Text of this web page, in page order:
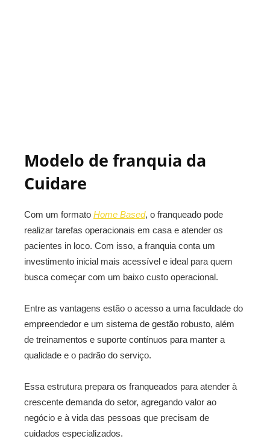
Modelo de franquia da
Cuidare
Com um formato Home Based, o franqueado pode
realizar tarefas operacionais em casa e atender os
pacientes in loco. Com isso, a franquia conta um
investimento inicial mais acessível e ideal para quem
busca começar com um baixo custo operacional.
Entre as vantagens estão o acesso a uma faculdade do
empreendedor e um sistema de gestão robusto, além
de treinamentos e suporte contínuos para manter a
qualidade e o padrão do serviço.
Essa estrutura prepara os franqueados para atender à
crescente demanda do setor, agregando valor ao
negócio e à vida das pessoas que precisam de
cuidados especializados.